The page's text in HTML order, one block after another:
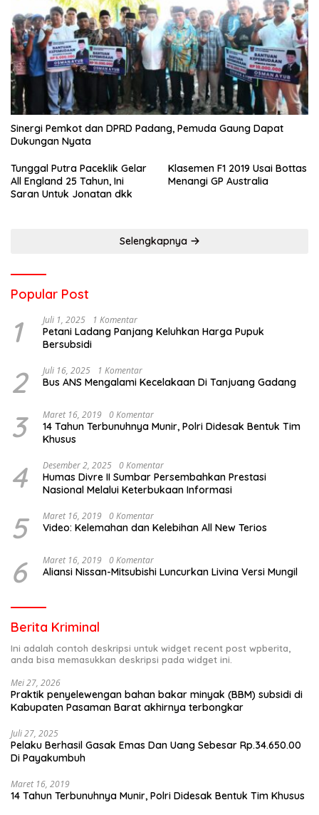
Sinergi Pemkot dan DPRD Padang, Pemuda Gaung Dapat
Dukungan Nyata
Tunggal Putra Paceklik Gelar
All England 25 Tahun, Ini
Saran Untuk Jonatan dkk
Klasemen F1 2019 Usai Bottas
Menangi GP Australia
Selengkapnya
Popular Post
1 Juli 1, 2025 1 Komentar
Petani Ladang Panjang Keluhkan Harga Pupuk
Bersubsidi
2 Juli 16, 2025 1 Komentar
Bus ANS Mengalami Kecelakaan Di Tanjuang Gadang
3 Maret 16, 2019 0 Komentar
14 Tahun Terbunuhnya Munir, Polri Didesak Bentuk Tim
Khusus
4 Desember 2, 2025 0 Komentar
Humas Divre II Sumbar Persembahkan Prestasi
Nasional Melalui Keterbukaan Informasi
5 Maret 16, 2019 0 Komentar
Video: Kelemahan dan Kelebihan All New Terios
6 Maret 16, 2019 0 Komentar
Aliansi Nissan-Mitsubishi Luncurkan Livina Versi Mungil
Berita Kriminal
Ini adalah contoh deskripsi untuk widget recent post wpberita,
anda bisa memasukkan deskripsi pada widget ini.
Mei 27, 2026
Praktik penyelewengan bahan bakar minyak (BBM) subsidi di
Kabupaten Pasaman Barat akhirnya terbongkar
Juli 27, 2025
Pelaku Berhasil Gasak Emas Dan Uang Sebesar Rp.34.650.00
Di Payakumbuh
Maret 16, 2019
14 Tahun Terbunuhnya Munir, Polri Didesak Bentuk Tim Khusus